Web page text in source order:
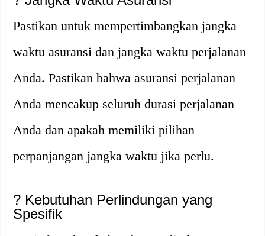
Pastikan untuk mempertimbangkan jangka
waktu asuransi dan jangka waktu perjalanan
Anda. Pastikan bahwa asuransi perjalanan
Anda mencakup seluruh durasi perjalanan
Anda dan apakah memiliki pilihan
perpanjangan jangka waktu jika perlu.
? Kebutuhan Perlindungan yang
Spesifik